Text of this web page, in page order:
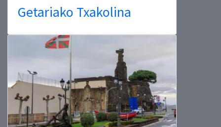
Getariako Txakolina